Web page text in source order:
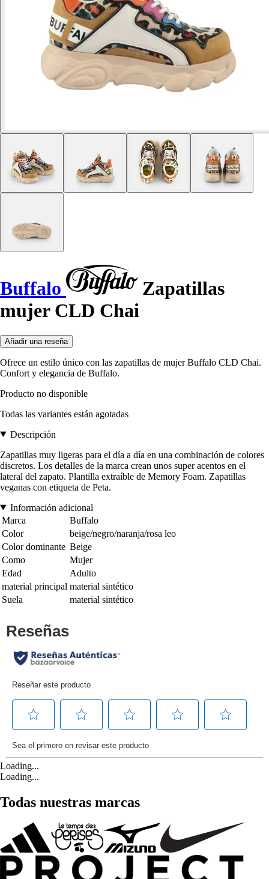
Buffalo
Zapatillas
mujer CLD Chai
Añadir una reseña
Ofrece un estilo único con las zapatillas de mujer Buffalo CLD Chai.
Confort y elegancia de Buffalo.
Producto no disponible
Todas las variantes están agotadas
Descripción
Zapatillas muy ligeras para el día a día en una combinación de colores
discretos. Los detalles de la marca crean unos super acentos en el
lateral del zapato. Plantilla extraíble de Memory Foam. Zapatillas
veganas con etiqueta de Peta.
Información adicional
Marca
Buffalo
Color
beige/negro/naranja/rosa leo
Color dominante Beige
Como
Mujer
Edad
Adulto
material principal material sintético
Suela
material sintético
Loading...
Loading...
Todas nuestras marcas